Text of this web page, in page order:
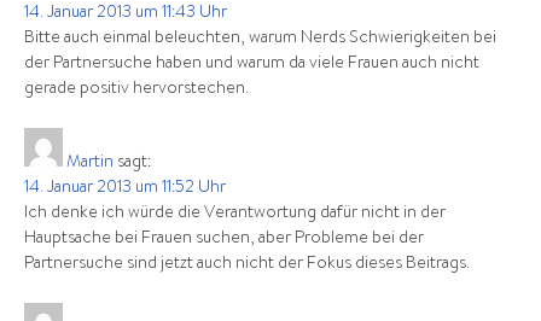
14. Januar 2013 um 11:43 Uhr
Bitte auch einmal beleuchten, warum Nerds Schwierigkeiten bei
der Partnersuche haben und warum da viele Frauen auch nicht
gerade positiv hervorstechen.
Martin sagt:
14. Januar 2013 um 11:52 Uhr
Ich denke ich würde die Verantwortung dafür nicht in der
Hauptsache bei Frauen suchen, aber Probleme bei der
Partnersuche sind jetzt auch nicht der Fokus dieses Beitrags.